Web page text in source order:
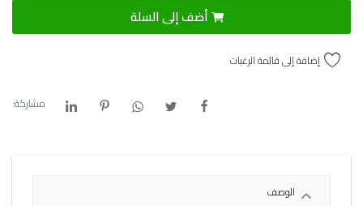
أضف إلى السلة
إضافة إلى قائمة الرغبات
مشاركة:
الوصف